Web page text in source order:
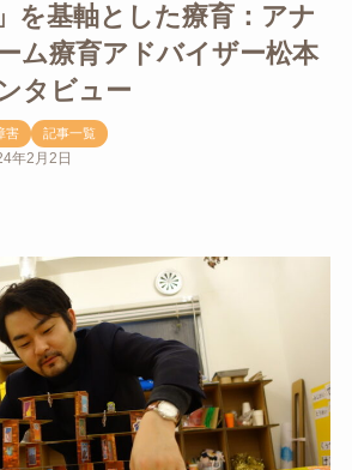
を基軸とした療育：アナ
ム療育アドバイザー松本
タビュー
害 記事一覧
年2月2日